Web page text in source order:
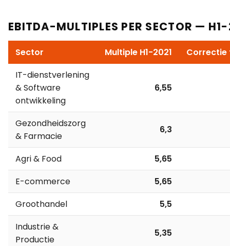
EBITDA-MULTIPLES PER SECTOR —
Sector Multiple H1-2021
Correctie
IT-dienstverlening
& Software
ontwikkeling
6,55
Gezondheidszorg
& Farmacie
6,3
Agri & Food
5,65
E-commerce
5,65
Groothandel
5,5
Industrie &
Productie
5,35